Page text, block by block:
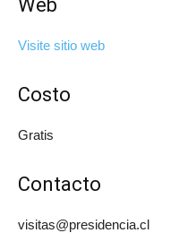
Web
Visite sitio web
Costo
Gratis
Contacto
visitas@presidencia.cl